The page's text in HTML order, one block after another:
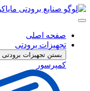
پرش
به
صفحه اصلی
تجهیزات برودتی
بستن تجهیزات برودتی
کمپرسور